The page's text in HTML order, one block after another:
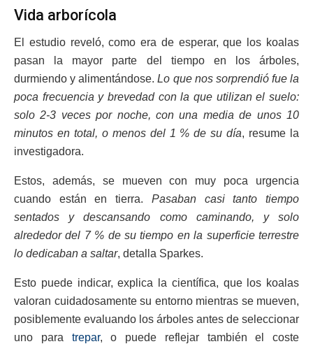
Vida arborícola
El estudio reveló, como era de esperar, que los koalas
pasan la mayor parte del tiempo en los árboles,
durmiendo y alimentándose.Lo que nos sorprendió fue la
poca frecuencia y brevedad con la que utilizan el suelo:
solo 2-3 veces por noche, con una media de unos 10
minutos en total, o menos del 1 % de su día, resume la
investigadora.
Estos, además, se mueven con muy poca urgencia
cuando están en tierra. Pasaban casi tanto tiempo
sentados y descansando como caminando, y solo
alrededor del 7 % de su tiempo en la superficie terrestre
lo dedicaban a saltar, detalla Sparkes.
Esto puede indicar, explica la científica, que los koalas
valoran cuidadosamente su entorno mientras se mueven,
posiblemente evaluando los árboles antes de seleccionar
uno para trepar, o puede reflejar también el coste